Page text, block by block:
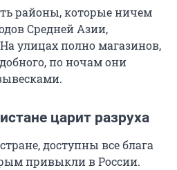
районы, которые ничем
Средней Азии,
улицах полно магазинов,
по ночам они
царит разруха
доступны все блага
привыкли в России.